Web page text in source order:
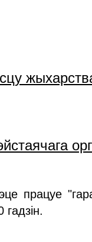
працуе